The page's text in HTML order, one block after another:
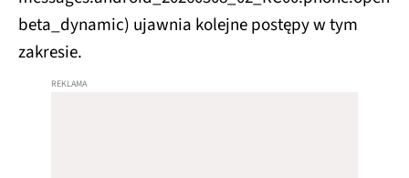
beta_dynamic) ujawnia kolejne postępy w tym
zakresie.